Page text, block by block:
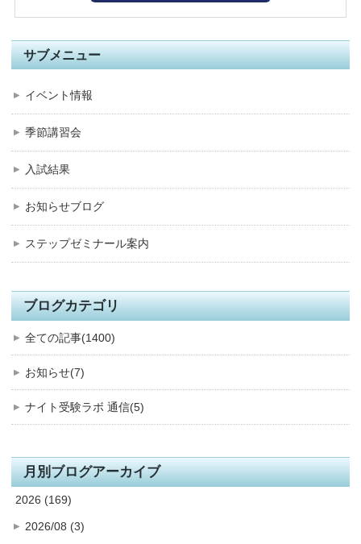
サブメニュー
イベント情報
季節講習会
入試結果
お知らせブログ
ステップゼミナール案内
ブログカテゴリ
全ての記事(1400)
お知らせ(7)
ナイト受験ラボ 通信(5)
月別ブログアーカイブ
2026 (169)
2026/08 (3)